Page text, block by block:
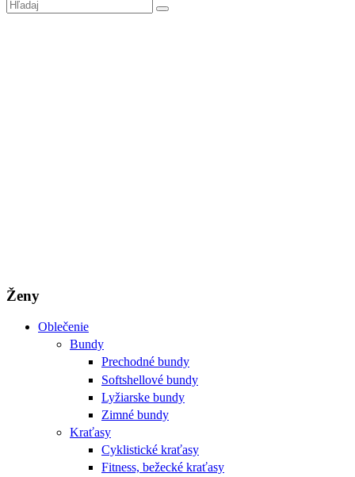
Ženy
Oblečenie
Bundy
Prechodné bundy
Softshellové bundy
Lyžiarske bundy
Zimné bundy
Kraťasy
Cyklistické kraťasy
Fitness, bežecké kraťasy